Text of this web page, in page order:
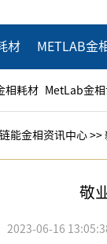
材 METLAB金
相耗材 MetLab金
链能金相资讯中心 >>
敬
2023-06-16